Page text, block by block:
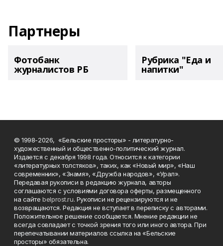
Партнеры
Фотобанк
журналистов РБ
Рубрика "Еда и
напитки"
© 1998-2026, «Бельские просторы» - литературно-
художественный и общественно-политический журнал.
Издается с декабря 1998 года. Относится к категории
«литературных толстяков», таких, как «Новый мир», «Наш
современник», «Знамя», «Дружба народов», «Урал».
Передавая рукописи в редакцию журнала, авторы
соглашаются с условиями договора оферты, размещенного
на сайтеbelprost.ru. Рукописи не рецензируются и не
возвращаются. Редакция не вступает в переписку с авторами.
Положительное решение сообщается. Мнение редакции не
всегда совпадает с точкой зрения того или иного автора. При
перепечатывании материалов ссылка на «Бельские
просторы» обязательна.